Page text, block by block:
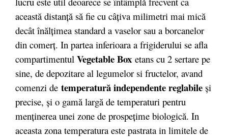
această distanţă să fie cu câţiva milimetri mai mică
decât înălţimea standard a vaselor sau a borcanelor
din comerţ. In partea inferioara a frigiderului se afla
compartimentul Vegetable Box etans cu 2 sertare pe
sine, de depozitare al legumelor si fructelor, avand
comenzi de temperatură independente reglabile și
precise, și o gamă largă de temperaturi pentru
menținerea unei zone de prospețime biologică. In
aceasta zona temperatura este pastrata in limitele de